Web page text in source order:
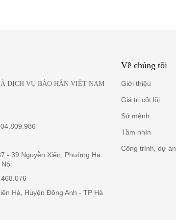
DỊCH VỤ BẢO HÂN VIỆT NAM
- 39 Nguyễn Xiển, Phường Hạ
Hà, Huyện Đông Anh - TP Hà
Về chúng tôi
Giới thiệu
Giá trị cốt lõi
Sứ mệnh
Tầm nhìn
Công trình, dự án